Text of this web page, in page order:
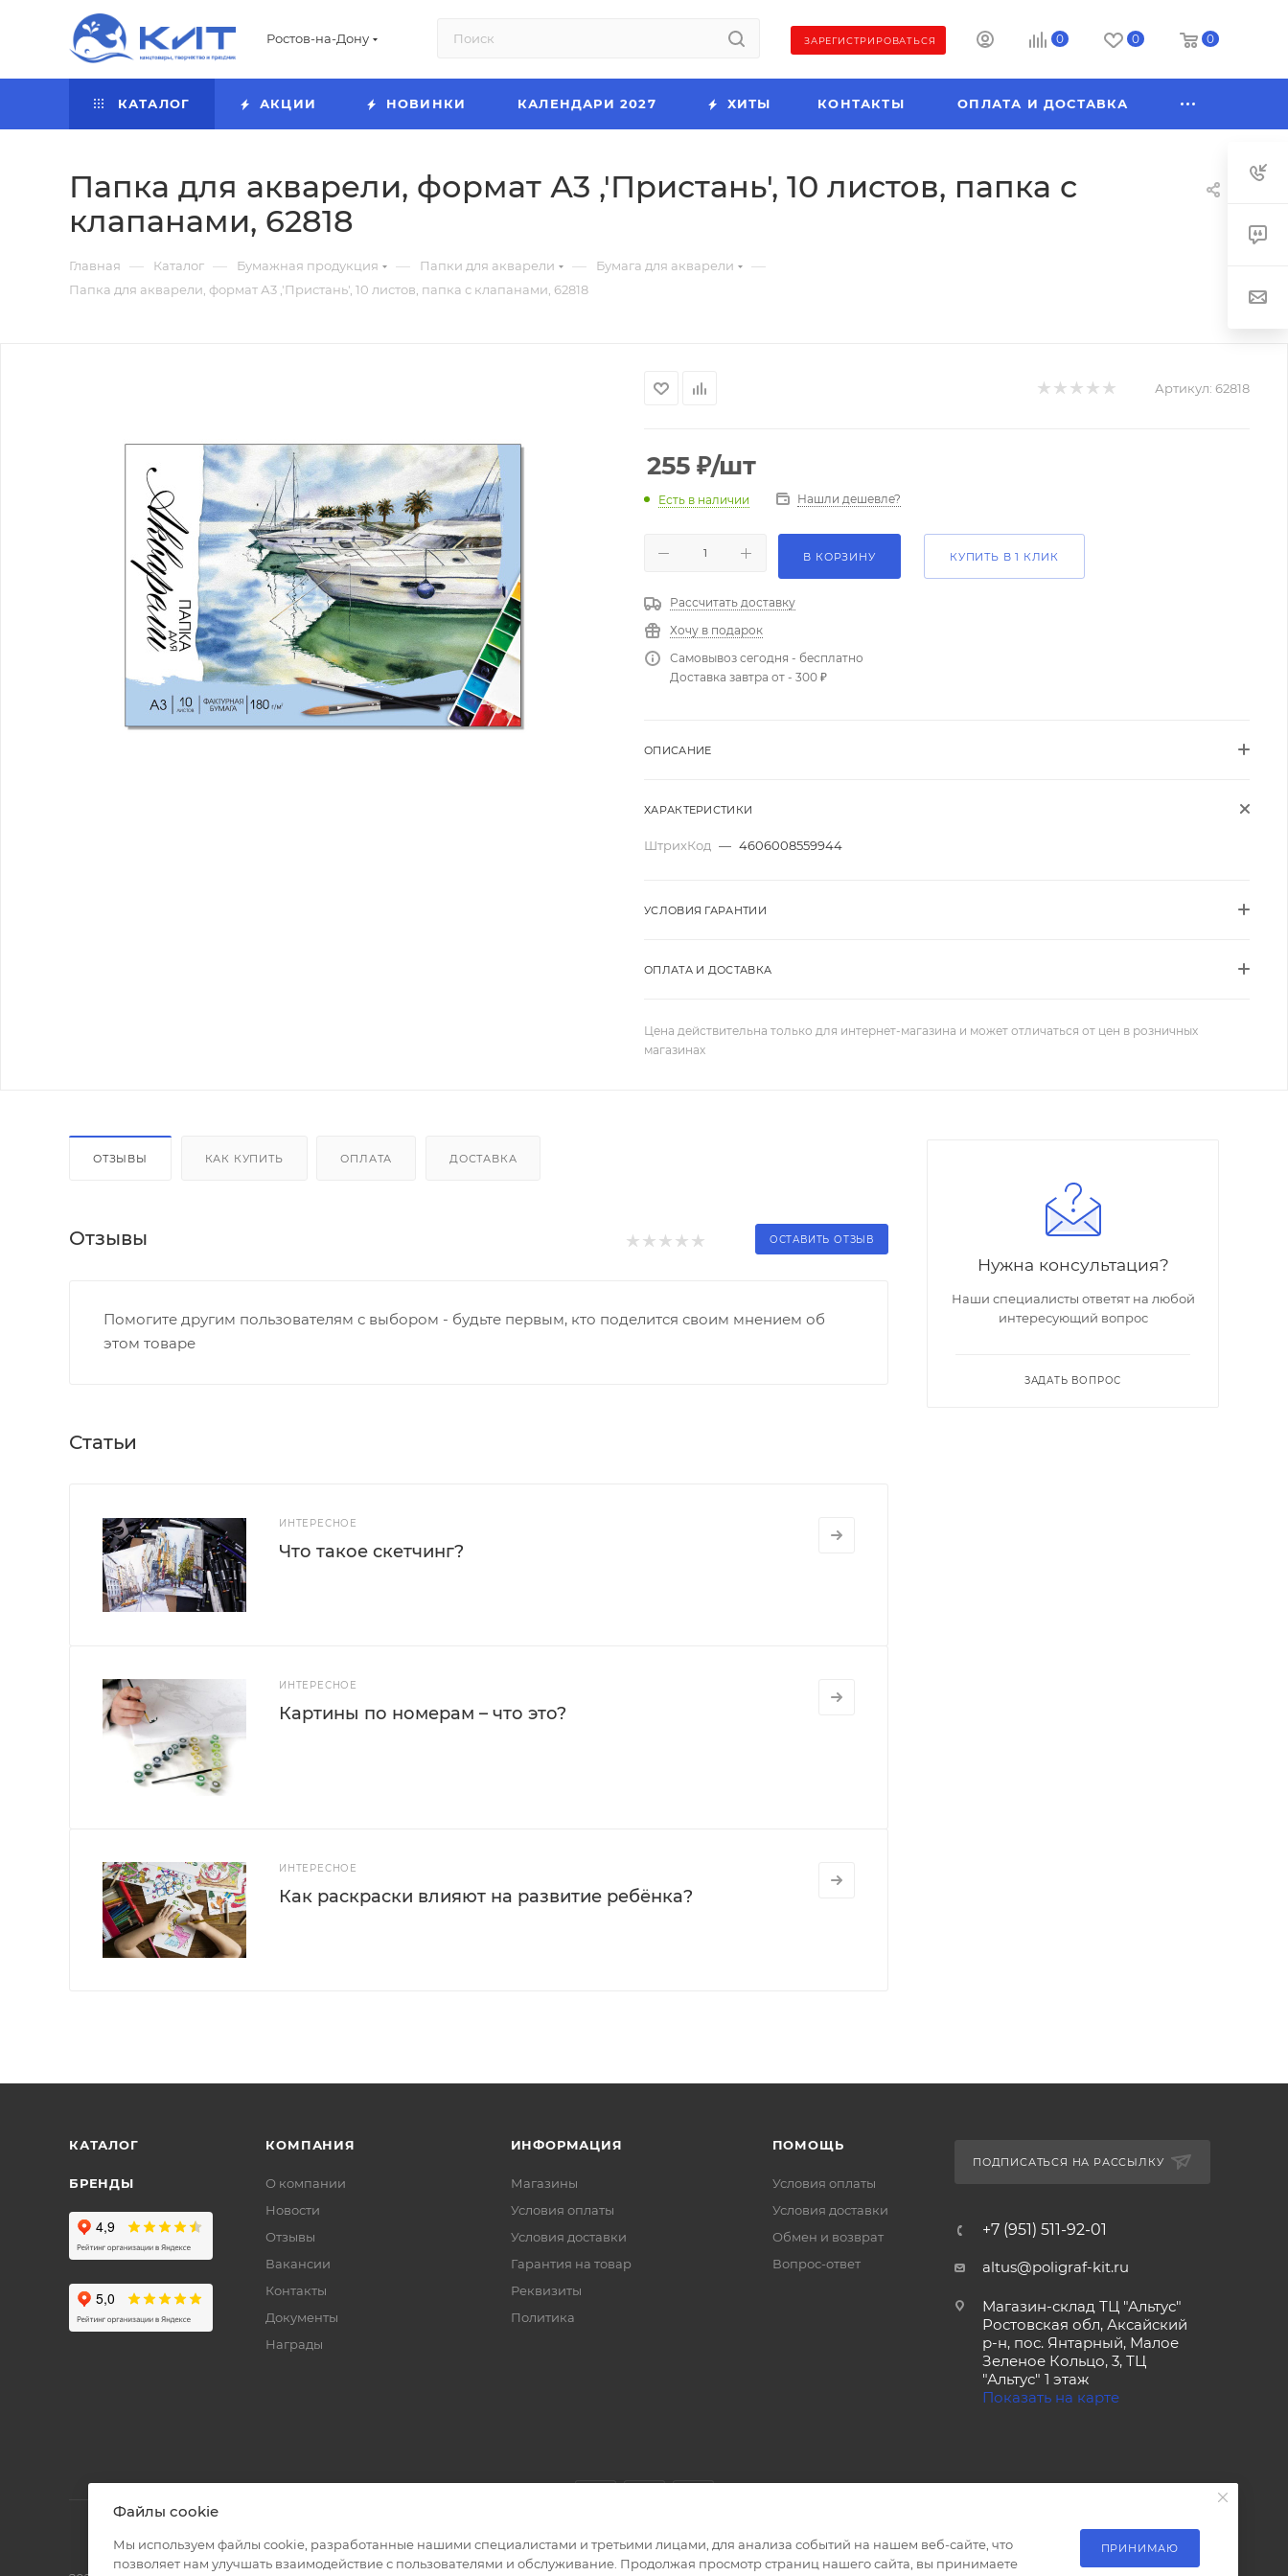
Ростов-на-Дону ЗАРЕГИСТРИРОВАТЬСЯ 0 0 0
КАТАЛОГ АКЦИИ НОВИНКИ КАЛЕНДАРИ 2027 ХИТЫ КОНТАКТЫ ОПЛАТА И ДОСТАВКА
Папка для акварели, формат А3 ,'Пристань', 10 листов, папка с
клапанами, 62818
Главная — Каталог — Бумажная продукция — Папки для акварели — Бумага для акварели —
Папка для акварели, формат А3 ,'Пристань', 10 листов, папка с клапанами, 62818
Артикул: 62818
255 ₽/шт
Есть в наличии Нашли дешевле?
В КОРЗИНУ КУПИТЬ В 1 КЛИК
Рассчитать доставку
Хочу в подарок
Самовывоз сегодня - бесплатно
Доставка завтра от - 300 ₽
ОПИСАНИЕ
ХАРАКТЕРИСТИКИ
ШтрихКод — 4606008559944
УСЛОВИЯ ГАРАНТИИ
ОПЛАТА И ДОСТАВКА
Цена действительна только для интернет-магазина и может отличаться от цен в розничных
магазинах
ОТЗЫВЫ КАК КУПИТЬ ОПЛАТА ДОСТАВКА
Отзывы ОСТАВИТЬ ОТЗЫВ
Помогите другим пользователям с выбором - будьте первым, кто поделится своим мнением об
этом товаре
Статьи
ИНТЕРЕСНОЕ
Что такое скетчинг?
ИНТЕРЕСНОЕ
Картины по номерам – что это?
ИНТЕРЕСНОЕ
Как раскраски влияют на развитие ребёнка?
Нужна консультация?
Наши специалисты ответят на любой
интересующий вопрос
ЗАДАТЬ ВОПРОС
КАТАЛОГ
БРЕНДЫ
КОМПАНИЯ
О компании
Новости
Отзывы
Вакансии
Контакты
Документы
Награды
ИНФОРМАЦИЯ
Магазины
Условия оплаты
Условия доставки
Гарантия на товар
Реквизиты
Политика
ПОМОЩЬ
Условия оплаты
Условия доставки
Обмен и возврат
Вопрос-ответ
ПОДПИСАТЬСЯ НА РАССЫЛКУ
+7 (951) 511-92-01
altus@poligraf-kit.ru
Магазин-склад ТЦ "Альтус"
Ростовская обл, Аксайский
р-н, пос. Янтарный, Малое
Зеленое Кольцо, 3, ТЦ
"Альтус" 1 этаж
Показать на карте
Файлы cookie
Мы используем файлы cookie, разработанные нашими специалистами и третьими лицами, для анализа событий на нашем веб-сайте, что
позволяет нам улучшать взаимодействие с пользователями и обслуживание. Продолжая просмотр страниц нашего сайта, вы принимаете
ПРИНИМАЮ